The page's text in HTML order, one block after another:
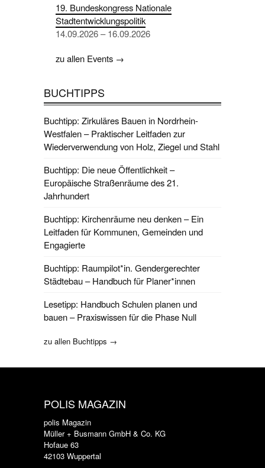
19. Bundeskongress Nationale
Stadtentwicklungspolitik
14.09.2026 – 16.09.2026
zu allen Events →
BUCHTIPPS
Buchtipp: Zirkuläres Bauen in Nordrhein-
Westfalen – Praktischer Leitfaden zur
Wiederverwendung von Holz, Ziegel und Stahl
Buchtipp: Die neue Öffentlichkeit –
Europäische Straßenräume des 21.
Jahrhundert
Buchtipp: Kirchenräume neu denken – Ein
Leitfaden für Kommunen, Gemeinden und
Engagierte
Buchtipp: Raumpilot*in. Gendergerechter
Städtebau – Handbuch für Planer*innen
Lesetipp: Handbuch Schulen planen und
bauen – Praxiswissen für die Phase Null
zu allen Buchtipps →
POLIS MAGAZIN
polis Magazin
Müller + Busmann GmbH & Co. KG
Hofaue 63
42103 Wuppertal